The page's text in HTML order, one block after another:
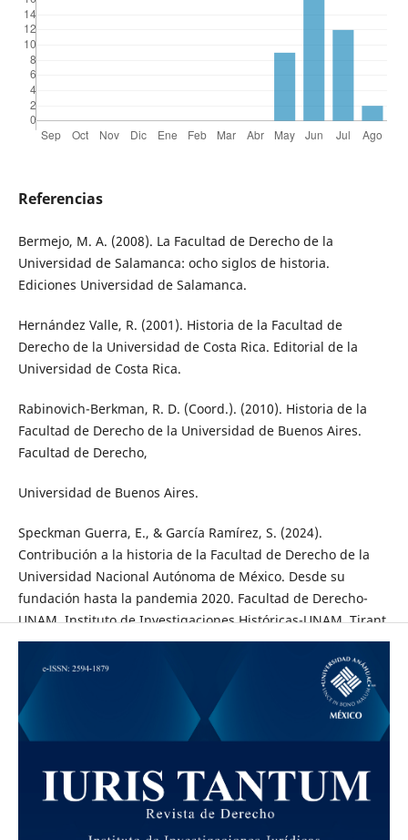
Referencias
Bermejo, M. A. (2008). La Facultad de Derecho de la
Universidad de Salamanca: ocho siglos de historia.
Ediciones Universidad de Salamanca.
Hernández Valle, R. (2001). Historia de la Facultad de
Derecho de la Universidad de Costa Rica. Editorial de la
Universidad de Costa Rica.
Rabinovich-Berkman, R. D. (Coord.). (2010). Historia de la
Facultad de Derecho de la Universidad de Buenos Aires.
Facultad de Derecho,
Universidad de Buenos Aires.
Speckman Guerra, E., & García Ramírez, S. (2024).
Contribución a la historia de la Facultad de Derecho de la
Universidad Nacional Autónoma de México. Desde su
fundación hasta la pandemia 2020. Facultad de Derecho-
UNAM, Instituto de Investigaciones Históricas-UNAM, Tirant
Humanidades.